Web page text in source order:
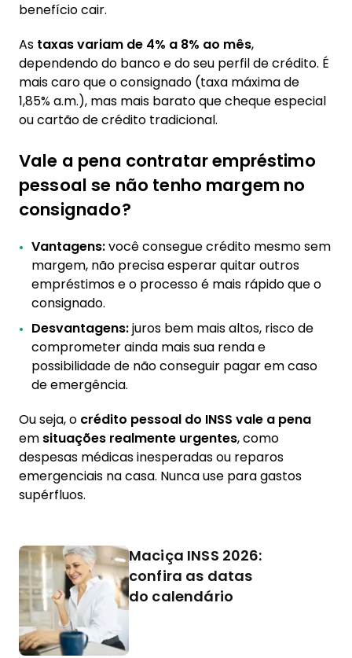
benefício cair.
As taxas variam de 4% a 8% ao mês,
dependendo do banco e do seu perfil de crédito. É
mais caro que o consignado (taxa máxima de
1,85% a.m.), mas mais barato que cheque especial
ou cartão de crédito tradicional.
Vale a pena contratar empréstimo
pessoal se não tenho margem no
consignado?
Vantagens:você consegue crédito mesmo sem
margem, não precisa esperar quitar outros
empréstimos e o processo é mais rápido que o
consignado.
Desvantagens:juros bem mais altos, risco de
comprometer ainda mais sua renda e
possibilidade de não conseguir pagar em caso
de emergência.
Ou seja, o crédito pessoal do INSS vale a pena
em situações realmente urgentes, como
despesas médicas inesperadas ou reparos
emergenciais na casa. Nunca use para gastos
supérfluos.
Maciça INSS 2026:
confira as datas
do calendário